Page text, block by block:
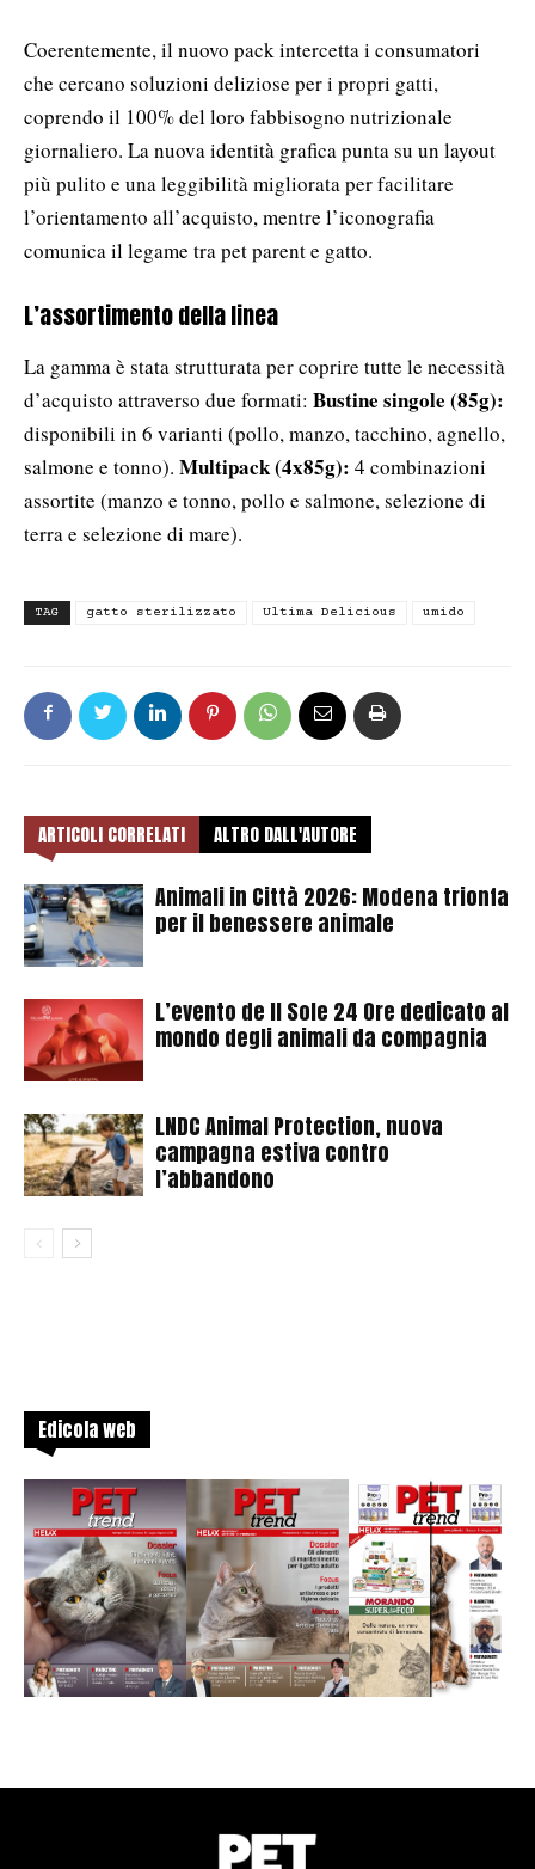
Coerentemente, il nuovo pack intercetta i consumatori
che cercano soluzioni deliziose per i propri gatti,
coprendo il 100% del loro fabbisogno nutrizionale
giornaliero. La nuova identità grafica punta su un layout
più pulito e una leggibilità migliorata per facilitare
l’orientamento all’acquisto, mentre l’iconografia
comunica il legame tra pet parent e gatto.
L’assortimento della linea
La gamma è stata strutturata per coprire tutte le necessità
d’acquisto attraverso due formati: Bustine singole (85g):
disponibili in 6 varianti (pollo, manzo, tacchino, agnello,
salmone e tonno). Multipack (4x85g): 4 combinazioni
assortite (manzo e tonno, pollo e salmone, selezione di
terra e selezione di mare).
TAG gatto sterilizzato Ultima Delicious umido
ARTICOLI CORRELATI ALTRO DALL'AUTORE
Animali in Città 2026: Modena trionfa
per il benessere animale
L’evento de Il Sole 24 Ore dedicato al
mondo degli animali da compagnia
LNDC Animal Protection, nuova
campagna estiva contro
l’abbandono
Edicola web